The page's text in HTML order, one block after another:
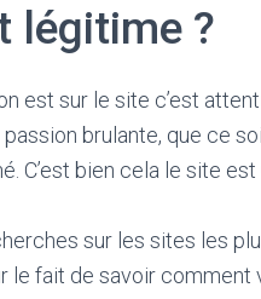
légitime ?
est sur le site c’est
brulante, que ce
C’est bien cela le site
sur les sites les
le fait de savoir comment